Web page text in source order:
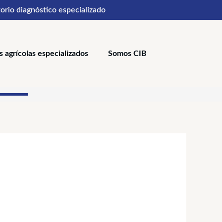
diagnóstico especializado
agrícolas especializados Somos CIB